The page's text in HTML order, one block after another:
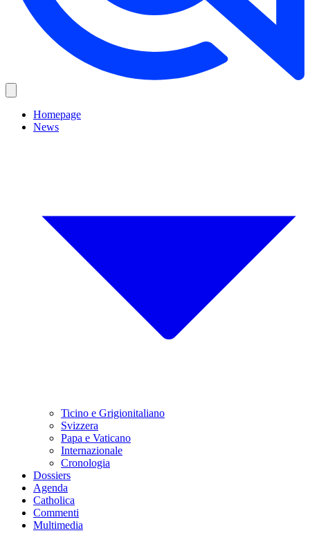
Homepage
News
Ticino e Grigionitaliano
Svizzera
Papa e Vaticano
Internazionale
Cronologia
Dossiers
Agenda
Catholica
Commenti
Multimedia